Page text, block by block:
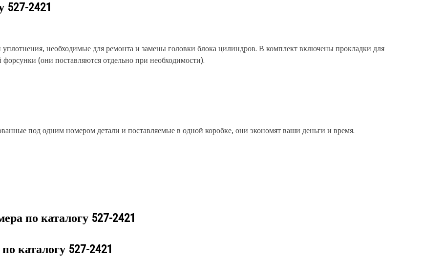
527-2421
уплотнения, необходимые для ремонта и замены головки блока цилиндров. В комплект включены прокладки для
(они поставляются отдельно при необходимости).
под одним номером детали и поставляемые в одной коробке, они экономят ваши деньги и время.
по каталогу 527-2421
каталогу 527-2421